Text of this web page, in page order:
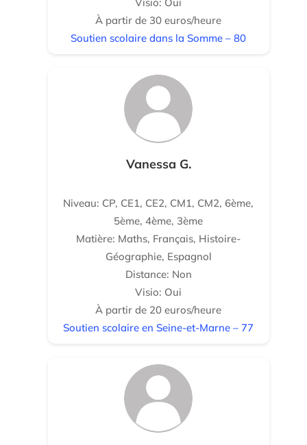
À partir de 30 euros/heure
Soutien scolaire dans la Somme – 80
Vanessa G.
Niveau: CP, CE1, CE2, CM1, CM2, 6ème,
5ème, 4ème, 3ème
Matière: Maths, Français, Histoire-
Géographie, Espagnol
Distance: Non
Visio: Oui
À partir de 20 euros/heure
Soutien scolaire en Seine-et-Marne – 77